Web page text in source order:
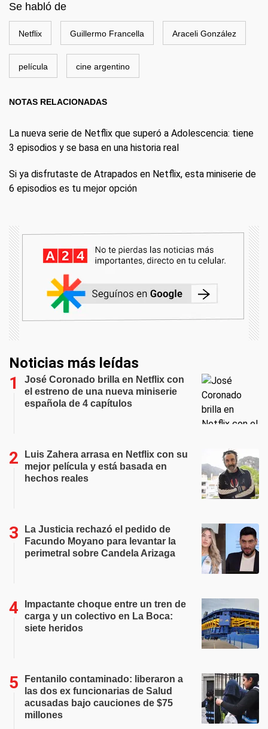
Se habló de
Netflix Guillermo Francella Araceli González
película cine argentino
NOTAS RELACIONADAS
La nueva serie de Netflix que superó a Adolescencia: tiene
3 episodios y se basa en una historia real
Si ya disfrutaste de Atrapados en Netflix, esta miniserie de
6 episodios es tu mejor opción
Noticias más leídas
José Coronado brilla en Netflix con
el estreno de una nueva miniserie
española de 4 capítulos
Luis Zahera arrasa en Netflix con su
mejor película y está basada en
hechos reales
La Justicia rechazó el pedido de
Facundo Moyano para levantar la
perimetral sobre Candela Arizaga
Impactante choque entre un tren de
carga y un colectivo en La Boca:
siete heridos
Fentanilo contaminado: liberaron a
las dos ex funcionarias de Salud
acusadas bajo cauciones de $75
millones